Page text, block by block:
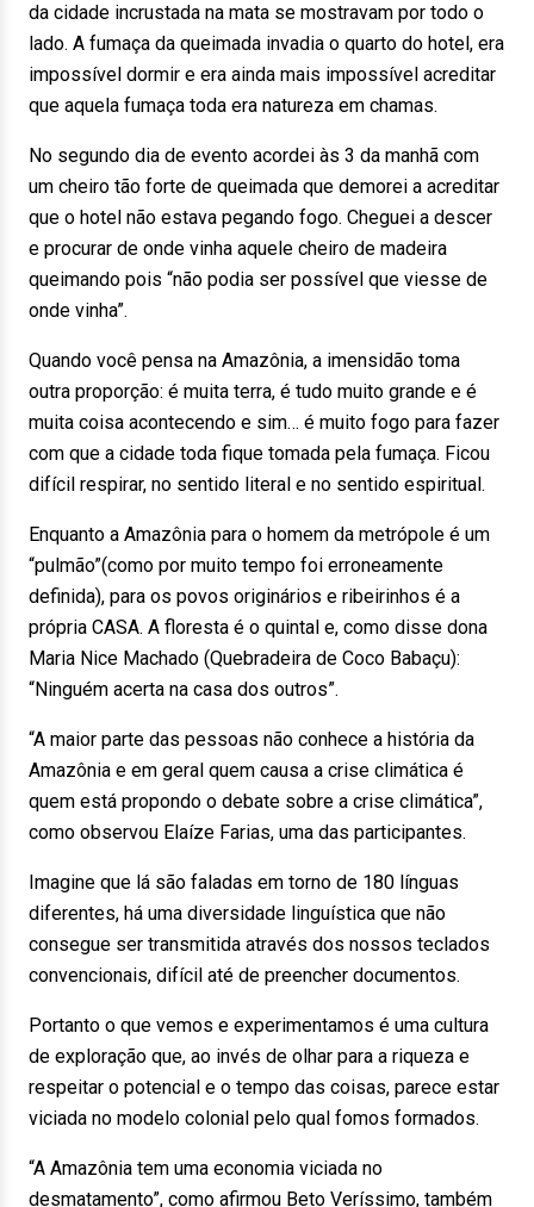
da cidade incrustada na mata se mostravam por todo o
lado. A fumaça da queimada invadia o quarto do hotel, era
impossível dormir e era ainda mais impossível acreditar
que aquela fumaça toda era natureza em chamas.
No segundo dia de evento acordei às 3 da manhã com
um cheiro tão forte de queimada que demorei a acreditar
que o hotel não estava pegando fogo. Cheguei a descer
e procurar de onde vinha aquele cheiro de madeira
queimando pois “não podia ser possível que viesse de
onde vinha”.
Quando você pensa na Amazônia, a imensidão toma
outra proporção: é muita terra, é tudo muito grande e é
muita coisa acontecendo e sim… é muito fogo para fazer
com que a cidade toda fique tomada pela fumaça. Ficou
difícil respirar, no sentido literal e no sentido espiritual.
Enquanto a Amazônia para o homem da metrópole é um
“pulmão”(como por muito tempo foi erroneamente
definida), para os povos originários e ribeirinhos é a
própria CASA. A floresta é o quintal e, como disse dona
Maria Nice Machado (Quebradeira de Coco Babaçu):
“Ninguém acerta na casa dos outros”.
“A maior parte das pessoas não conhece a história da
Amazônia e em geral quem causa a crise climática é
quem está propondo o debate sobre a crise climática”,
como observou Elaíze Farias, uma das participantes.
Imagine que lá são faladas em torno de 180 línguas
diferentes, há uma diversidade linguística que não
consegue ser transmitida através dos nossos teclados
convencionais, difícil até de preencher documentos.
Portanto o que vemos e experimentamos é uma cultura
de exploração que, ao invés de olhar para a riqueza e
respeitar o potencial e o tempo das coisas, parece estar
viciada no modelo colonial pelo qual fomos formados.
“A Amazônia tem uma economia viciada no
desmatamento”, como afirmou Beto Veríssimo, também